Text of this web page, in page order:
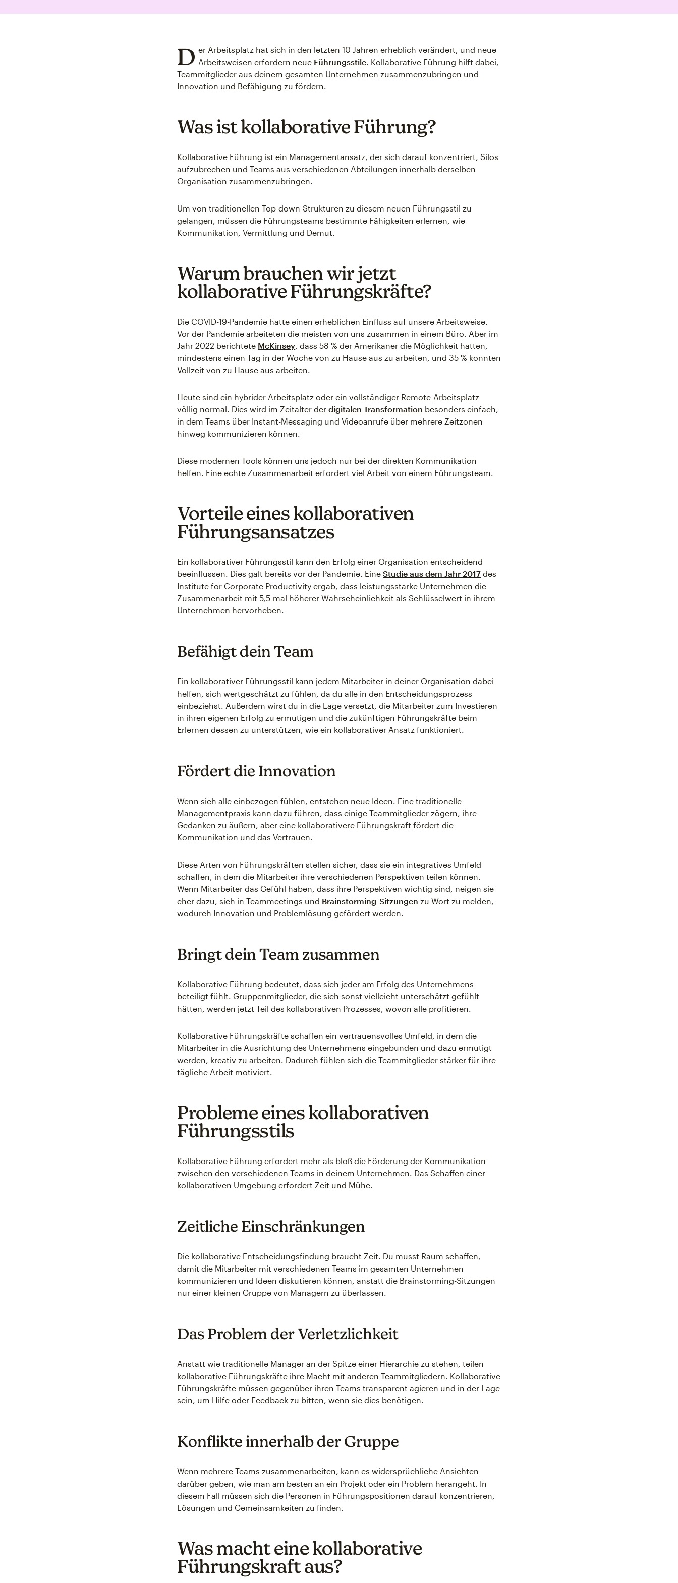
D er Arbeitsplatz hat sich in den letzten 10 Jahren erheblich verändert, und neue
Arbeitsweisen erfordern neue Führungsstile. Kollaborative Führung hilft dabei,
Teammitglieder aus deinem gesamten Unternehmen zusammenzubringen und
Innovation und Befähigung zu fördern.
Was ist kollaborative Führung?
Kollaborative Führung ist ein Managementansatz, der sich darauf konzentriert, Silos
aufzubrechen und Teams aus verschiedenen Abteilungen innerhalb derselben
Organisation zusammenzubringen.
Um von traditionellen Top-down-Strukturen zu diesem neuen Führungsstil zu
gelangen, müssen die Führungsteams bestimmte Fähigkeiten erlernen, wie
Kommunikation, Vermittlung und Demut.
Warum brauchen wir jetzt
kollaborative Führungskräfte?
Die COVID-19-Pandemie hatte einen erheblichen Einfluss auf unsere Arbeitsweise.
Vor der Pandemie arbeiteten die meisten von uns zusammen in einem Büro. Aber im
Jahr 2022 berichtete McKinsey, dass 58 % der Amerikaner die Möglichkeit hatten,
mindestens einen Tag in der Woche von zu Hause aus zu arbeiten, und 35 % konnten
Vollzeit von zu Hause aus arbeiten.
Heute sind ein hybrider Arbeitsplatz oder ein vollständiger Remote-Arbeitsplatz
völlig normal. Dies wird im Zeitalter der digitalen Transformation besonders einfach,
in dem Teams über Instant-Messaging und Videoanrufe über mehrere Zeitzonen
hinweg kommunizieren können.
Diese modernen Tools können uns jedoch nur bei der direkten Kommunikation
helfen. Eine echte Zusammenarbeit erfordert viel Arbeit von einem Führungsteam.
Vorteile eines kollaborativen
Führungsansatzes
Ein kollaborativer Führungsstil kann den Erfolg einer Organisation entscheidend
beeinflussen. Dies galt bereits vor der Pandemie. Eine Studie aus dem Jahr 2017 des
Institute for Corporate Productivity ergab, dass leistungsstarke Unternehmen die
Zusammenarbeit mit 5,5-mal höherer Wahrscheinlichkeit als Schlüsselwert in ihrem
Unternehmen hervorheben.
Befähigt dein Team
Ein kollaborativer Führungsstil kann jedem Mitarbeiter in deiner Organisation dabei
helfen, sich wertgeschätzt zu fühlen, da du alle in den Entscheidungsprozess
einbeziehst. Außerdem wirst du in die Lage versetzt, die Mitarbeiter zum Investieren
in ihren eigenen Erfolg zu ermutigen und die zukünftigen Führungskräfte beim
Erlernen dessen zu unterstützen, wie ein kollaborativer Ansatz funktioniert.
Fördert die Innovation
Wenn sich alle einbezogen fühlen, entstehen neue Ideen. Eine traditionelle
Managementpraxis kann dazu führen, dass einige Teammitglieder zögern, ihre
Gedanken zu äußern, aber eine kollaborativere Führungskraft fördert die
Kommunikation und das Vertrauen.
Diese Arten von Führungskräften stellen sicher, dass sie ein integratives Umfeld
schaffen, in dem die Mitarbeiter ihre verschiedenen Perspektiven teilen können.
Wenn Mitarbeiter das Gefühl haben, dass ihre Perspektiven wichtig sind, neigen sie
eher dazu, sich in Teammeetings und Brainstorming-Sitzungen zu Wort zu melden,
wodurch Innovation und Problemlösung gefördert werden.
Bringt dein Team zusammen
Kollaborative Führung bedeutet, dass sich jeder am Erfolg des Unternehmens
beteiligt fühlt. Gruppenmitglieder, die sich sonst vielleicht unterschätzt gefühlt
hätten, werden jetzt Teil des kollaborativen Prozesses, wovon alle profitieren.
Kollaborative Führungskräfte schaffen ein vertrauensvolles Umfeld, in dem die
Mitarbeiter in die Ausrichtung des Unternehmens eingebunden und dazu ermutigt
werden, kreativ zu arbeiten. Dadurch fühlen sich die Teammitglieder stärker für ihre
tägliche Arbeit motiviert.
Probleme eines kollaborativen
Führungsstils
Kollaborative Führung erfordert mehr als bloß die Förderung der Kommunikation
zwischen den verschiedenen Teams in deinem Unternehmen. Das Schaffen einer
kollaborativen Umgebung erfordert Zeit und Mühe.
Zeitliche Einschränkungen
Die kollaborative Entscheidungsfindung braucht Zeit. Du musst Raum schaffen,
damit die Mitarbeiter mit verschiedenen Teams im gesamten Unternehmen
kommunizieren und Ideen diskutieren können, anstatt die Brainstorming-Sitzungen
nur einer kleinen Gruppe von Managern zu überlassen.
Das Problem der Verletzlichkeit
Anstatt wie traditionelle Manager an der Spitze einer Hierarchie zu stehen, teilen
kollaborative Führungskräfte ihre Macht mit anderen Teammitgliedern. Kollaborative
Führungskräfte müssen gegenüber ihren Teams transparent agieren und in der Lage
sein, um Hilfe oder Feedback zu bitten, wenn sie dies benötigen.
Konflikte innerhalb der Gruppe
Wenn mehrere Teams zusammenarbeiten, kann es widersprüchliche Ansichten
darüber geben, wie man am besten an ein Projekt oder ein Problem herangeht. In
diesem Fall müssen sich die Personen in Führungspositionen darauf konzentrieren,
Lösungen und Gemeinsamkeiten zu finden.
Was macht eine kollaborative
Führungskraft aus?